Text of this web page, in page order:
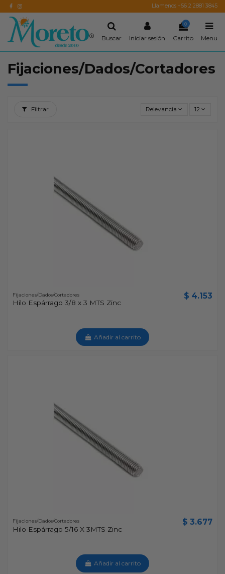
Llamenos +56 2 2881 3845
Buscar Iniciar sesión
0
Carrito Menu
Fijaciones/Dados/Cortadores
Filtrar Relevancia 12
Fijaciones/Dados/Cortadores
Hilo Espárrago 3/8 x 3 MTS Zinc
$ 4.153
Añadir al carrito
Fijaciones/Dados/Cortadores
Hilo Espárrago 5/16 X 3MTS Zinc
$ 3.677
Añadir al carrito